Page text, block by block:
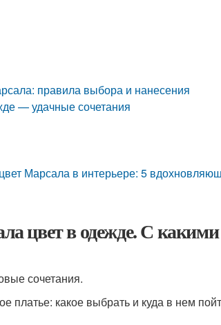
правила выбора и нанесения
— удачные сочетания
Марсала в интерьере: 5
цвет в одежде. С
сочетания.
платье: какое выбрать и куда в нем